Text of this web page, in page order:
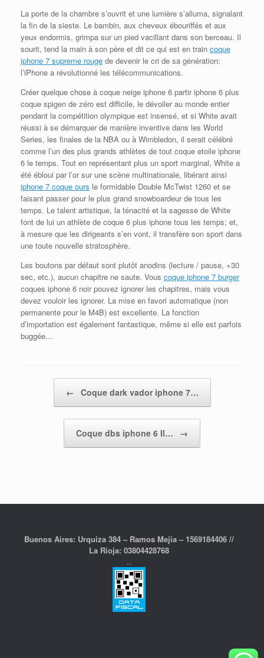
La porte de la chambre s’ouvrit et une lumière s’alluma, signalant
la fin de la sieste. Le bambin, aux cheveux ébouriffés et aux
yeux endormis, grimpa sur un pied vacillant dans son berceau. Il
sourit, tend la main à son père et dit ce qui est en train coque
iphone 7 supreme rouge de devenir le cri de sa génération:
l’iPhone a révolutionné les télécommunications.
Créer quelque chose à coque neige iphone 6 partir iphone 6 plus
coque spigen de zéro est difficile, le dévoiler au monde entier
pendant la compétition olympique est insensé, et si White avait
réussi à se démarquer de manière inventive dans les World
Series, les finales de la NBA ou à Wimbledon, il serait célébré
comme l’un des plus grands athlètes de tout coque etoile iphone
6 le temps. Tout en représentant plus un sport marginal, White a
été ébloui par l’or sur une scène multinationale, libérant ainsi
iphone 7 coque ours le formidable Double McTwist 1260 et se
faisant passer pour le plus grand snowboardeur de tous les
temps. Le talent artistique, la ténacité et la sagesse de White
font de lui un athlète de coque 6 plus iphone tous les temps; et,
à mesure que les dirigeants s’en vont, il transfère son sport dans
une toute nouvelle stratosphère.
Les boutons par défaut sont plutôt anodins (lecture / pause, +30
sec, etc.), aucun chapitre ne saute. Vous coque iphone 7 burger
coques iphone 6 noir pouvez ignorer les chapitres, mais vous
devez vouloir les ignorer. La mise en favori automatique (non
permanente pour le M4B) est excellente. La fonction
d’importation est également fantastique, même si elle est parfois
buggée…
← Coque dark vador iphone 7…
Coque dbs iphone 6 Il… →
Buenos Aires: Urquiza 384 – Ramos Mejia – 1569184406 //
La Rioja: 03804428768
..